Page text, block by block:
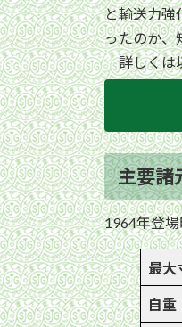
と輸送力強
ったのか、
詳しくは以
主要諸
1964年登
最大
自重